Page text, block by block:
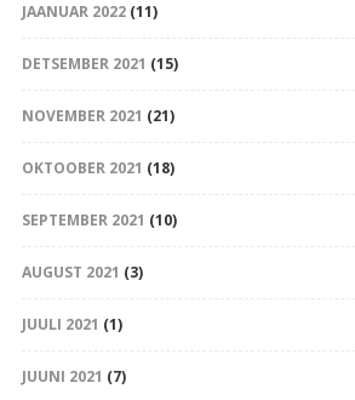
JAANUAR 2022(11)
DETSEMBER 2021 (15)
NOVEMBER 2021 (21)
OKTOOBER 2021 (18)
SEPTEMBER 2021 (10)
AUGUST 2021 (3)
JUULI 2021 (1)
JUUNI 2021 (7)